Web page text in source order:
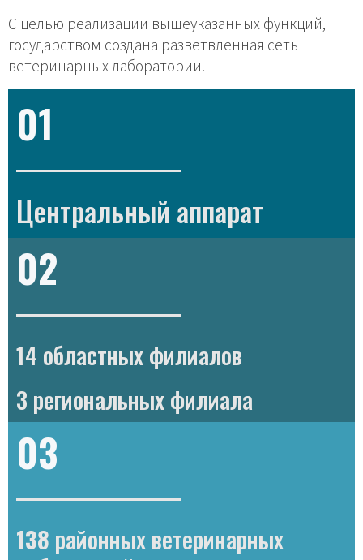
С целью реализации вышеуказанных функций,
государством создана разветвленная сеть
ветеринарных лаборатории.
01
Центральный аппарат
02
14 областных филиалов
3 региональных филиала
03
138 районных ветеринарных